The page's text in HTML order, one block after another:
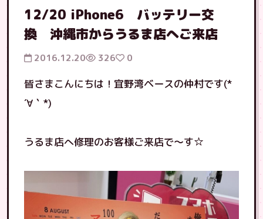
12/20 iPhone6 バッテリー交
換 沖縄市からうるま店へご来店
2016.12.20 326 0
皆さまこんにちは！宜野湾ベースの仲村です(*
´∀｀*)
うるま店へ修理のお客様ご来店で〜す☆